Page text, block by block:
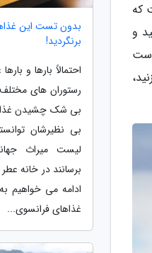
که
و
بدون تست این
برنگردید!
احتمالاً بارها و
رستوران های مختلف
بی شک چشیدن
بی نظیرشان
لیست میراث
برسانند در خانه
ادامه می خواهیم
غذاهای فرانسوی...